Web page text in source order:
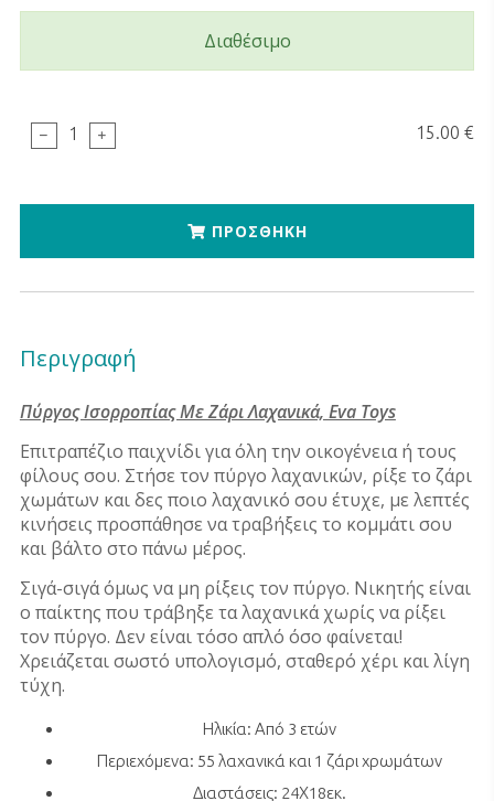
Διαθέσιμο
1 15.00 €
ΠΡΟΣΘΗΚΗ
Περιγραφή
Πύργος Ισορροπίας Με Ζάρι Λαχανικά, Eva Toys
Επιτραπέζιο παιχνίδι για όλη την οικογένεια ή τους
φίλους σου. Στήσε τον πύργο λαχανικών, ρίξε το ζάρι
χωμάτων και δες ποιο λαχανικό σου έτυχε, με λεπτές
κινήσεις προσπάθησε να τραβήξεις το κομμάτι σου
και βάλτο στο πάνω μέρος.
Σιγά-σιγά όμως να μη ρίξεις τον πύργο. Νικητής είναι
ο παίκτης που τράβηξε τα λαχανικά χωρίς να ρίξει
τον πύργο. Δεν είναι τόσο απλό όσο φαίνεται!
Χρειάζεται σωστό υπολογισμό, σταθερό χέρι και λίγη
τύχη.
Ηλικία: Από 3 ετών
Περιεχόμενα: 55 λαχανικά και 1 ζάρι χρωμάτων
Διαστάσεις: 24Χ18εκ.